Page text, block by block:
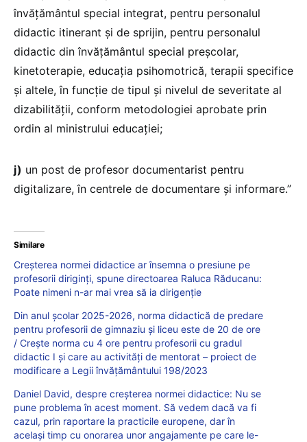
învățământul special integrat, pentru personalul
didactic itinerant și de sprijin, pentru personalul
didactic din învățământul special preșcolar,
kinetoterapie, educația psihomotrică, terapii specifice
și altele, în funcție de tipul și nivelul de severitate al
dizabilității, conform metodologiei aprobate prin
ordin al ministrului educației;
j) un post de profesor documentarist pentru
digitalizare, în centrele de documentare și informare.”
Similare
Creșterea normei didactice ar însemna o presiune pe
profesorii diriginți, spune directoarea Raluca Răducanu:
Poate nimeni n-ar mai vrea să ia dirigenție
Din anul școlar 2025-2026, norma didactică de predare
pentru profesorii de gimnaziu și liceu este de 20 de ore
/ Crește norma cu 4 ore pentru profesorii cu gradul
didactic I și care au activități de mentorat – proiect de
modificare a Legii învățământului 198/2023
Daniel David, despre creșterea normei didactice: Nu se
pune problema în acest moment. Să vedem dacă va fi
cazul, prin raportare la practicile europene, dar în
același timp cu onorarea unor angajamente pe care le-